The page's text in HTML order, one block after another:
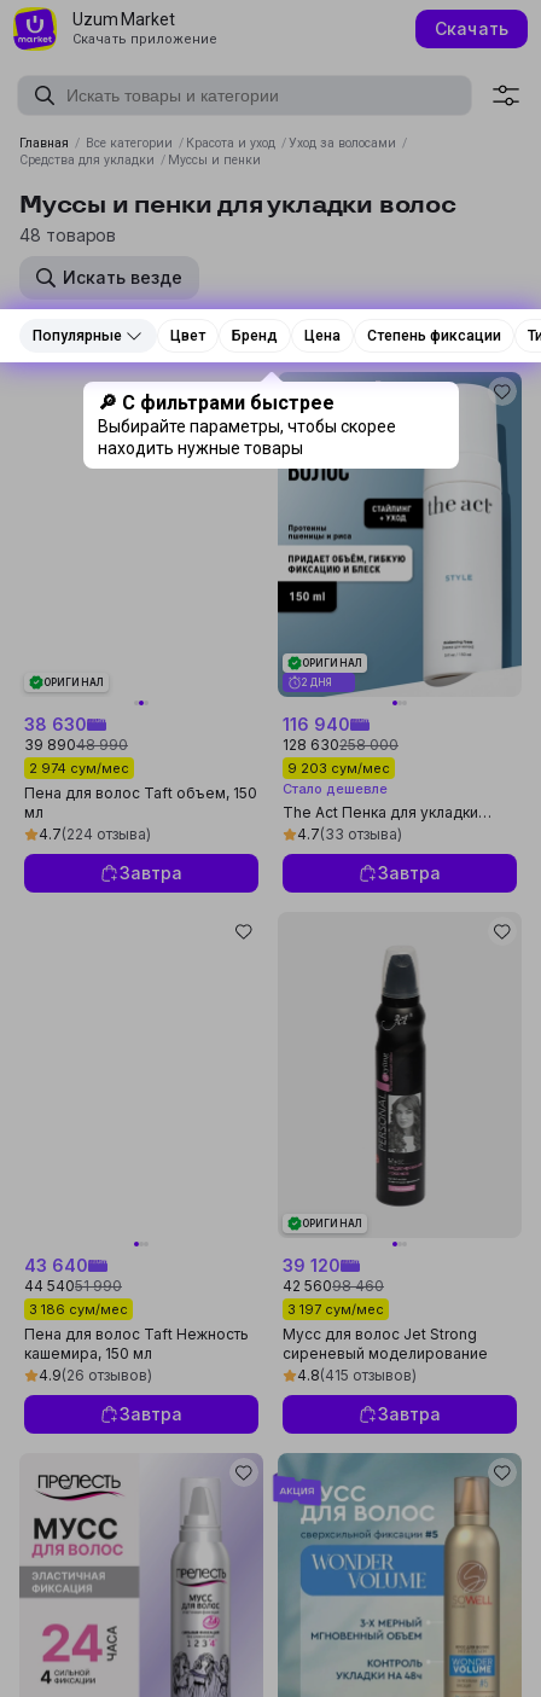
Uzum Market
Скачать приложение
Скачать
Главная / Все категории / Красота и уход /Уход за волосами /
Средства для укладки / Муссы и пенки
Муссы и пенки для укладки волос
48 товаров
Искать везде
Популярные Цвет Бренд Цена Степень фиксации
ОРИГИНАЛ
38 630
39 89048 990
2 974 сум/мес
Пена для волос Taft объем, 150
мл
4.7(224 отзыва)
Завтра
Реклама
ОРИГИНАЛ
2 ДНЯ
116 940
128 630258 000
9 203 сум/мес
Стало дешевле
The Act Пенка для укладки
волос, создание объема,
стайлинг 150 мл
4.7(33 отзыва)
Завтра
43 640
44 54051 990
3 186 сум/мес
Пена для волос Taft Нежность
кашемира, 150 мл
4.9(26 отзывов)
Завтра
ОРИГИНАЛ
39 120
42 56098 460
3 197 сум/мес
Мусс для волос Jet Strong
сиреневый моделирование
локонов, 200 мл
4.8(415 отзывов)
Завтра
🔎 С фильтрами быстрее
Выбирайте параметры, чтобы скорее
находить нужные товары
Популярные Цвет Бренд Цена Степень фиксации